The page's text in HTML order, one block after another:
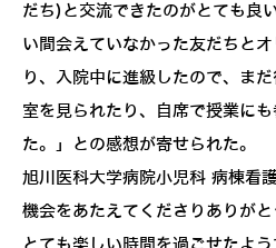
だち)と交流できたのがとても良
い間会えていなかった友だちと
り、入院中に進級したので、ま
室を見られたり、自席で授業に
た。」との感想が寄せられた。
旭川医科大学病院小児科 病棟看
機会をあたえてくださりありがと
とても楽しい時間を過ごせたよ